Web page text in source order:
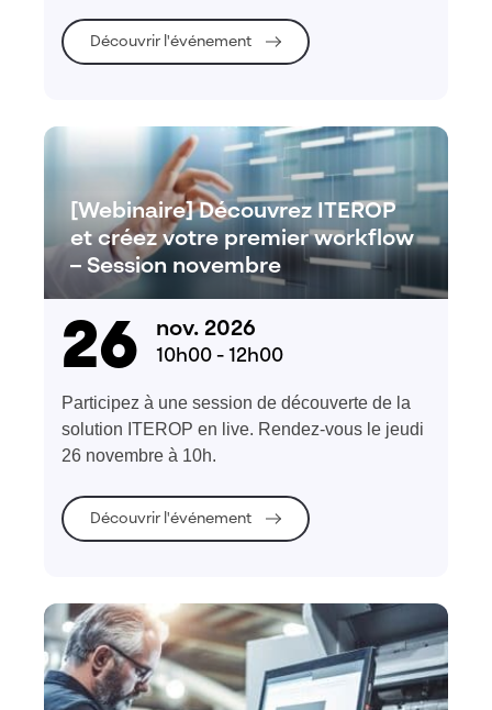
Découvrir l'événement
[Webinaire] Découvrez ITEROP
et créez votre premier workflow
– Session novembre
26 nov. 2026
10h00 - 12h00
Participez à une session de découverte de la
solution ITEROP en live. Rendez-vous le jeudi
26 novembre à 10h.
Découvrir l'événement